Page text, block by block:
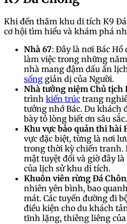
Khi đến thăm khu di tích K9 Đá
cơ hội tìm hiểu và khám phá
Nhà 67: Đây là nơi Bác
làm việc trong những
nhà mang đậm dấu ấn
sống giản dị của Người.
Nhà tưởng niệm Chủ tịch
trình kiến trúc trang
tưởng nhớ Bác. Du khách
bày tỏ lòng biết ơn sâu sắc.
Khu vực bảo quản thi hài
vực đặc biệt, từng là nơi
trong thời kỳ chiến tranh.
mật tuyệt đối và giờ đây
của lịch sử khu di tích.
Khuôn viên rừng Đá
nhiên yên bình, bao
mát. Các tuyến đường đi
điều kiện cho du khách
tĩnh lặng, thiêng liêng của